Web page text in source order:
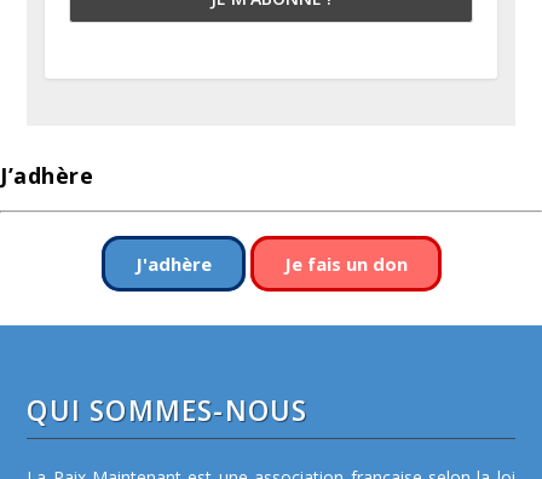
J’adhère
J'adhère Je fais un don
QUI SOMMES-NOUS